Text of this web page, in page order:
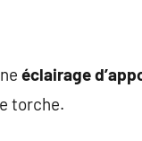
éclairage
torche.